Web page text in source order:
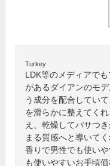
Turkey
LDK等のメディアで
があるダイアンのモ
う成分を配合してい
を滑らかに整えてく
え、乾燥してパサつ
まる質感へと導いて
香りで男性でも使い
も使いやすいお手頃価